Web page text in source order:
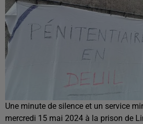
Une minute de silence et un service
mercredi 15 mai 2024 à la prison de